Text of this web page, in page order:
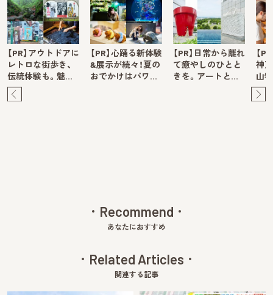
【PR】アウトドアに
レトロな街歩き、
伝統体験も。魅…
【PR】心踊る新体験
&展示が続々！夏の
おでかけはパワ…
【PR】日常から離れ
て癒やしのひとと
きを。アートと…
【
神
山
Recommend
あなたにおすすめ
Related Articles
関連する記事